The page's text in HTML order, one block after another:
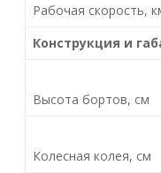
Рабочая скорость,
Конструкция и
Высота бортов, см
Колесная колея, см